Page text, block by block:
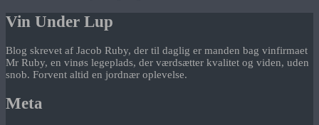
Vin Under Lup
Blog skrevet af Jacob Ruby, der til daglig er manden bag vinfirmaet
Mr Ruby, en vinøs legeplads, der værdsætter kvalitet og viden, uden
snob. Forvent altid en jordnær oplevelse.
Meta